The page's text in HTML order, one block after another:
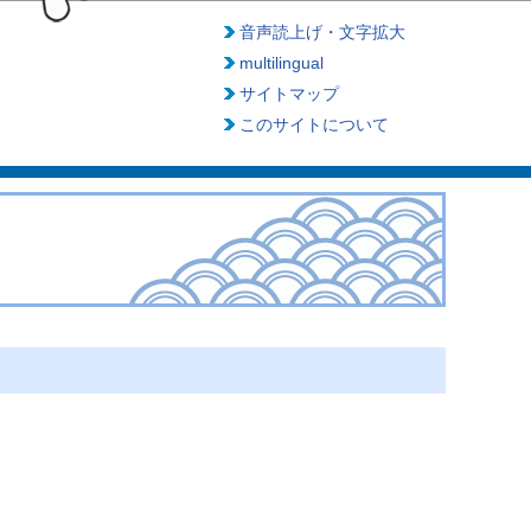
音声読上げ・文字拡大
multilingual
サイトマップ
このサイトについて